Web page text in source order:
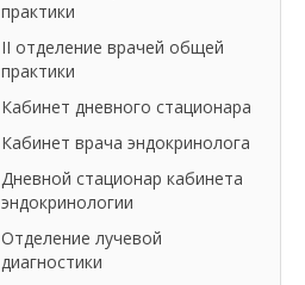
практики
II отделение врачей общей
практики
Кабинет дневного стационара
Кабинет врача эндокринолога
Дневной стационар кабинета
эндокринологии
Отделение лучевой
диагностики